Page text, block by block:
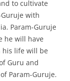
to cultivate
with
Param-Guruje
he will have
his life will be
Guru and
Param-Guruje.